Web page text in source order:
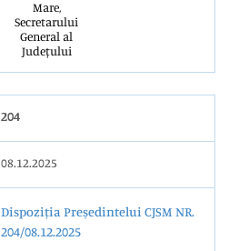
Mare,
Secretarului
General al
Județului
204
08.12.2025
Dispoziția Președintelui CJSM NR.
204/08.12.2025